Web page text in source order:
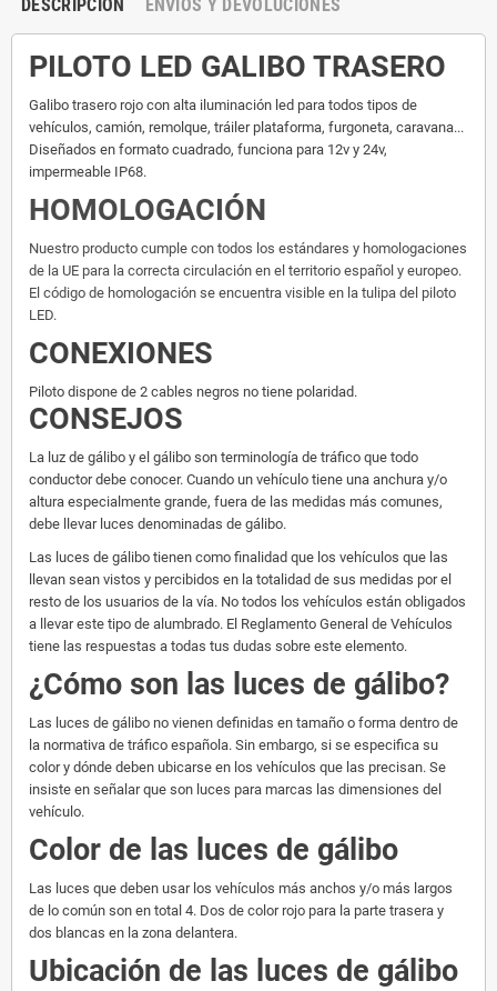
DESCRIPCIÓN ENVÍOS Y DEVOLUCIONES
PILOTO LED GALIBO TRASERO
Galibo trasero rojo con alta iluminación led para todos tipos de
vehículos, camión, remolque, tráiler plataforma, furgoneta, caravana...
Diseñados en formato cuadrado, funciona para 12v y 24v,
impermeable IP68.
HOMOLOGACIÓN
Nuestro producto cumple con todos los estándares y homologaciones
de la UE para la correcta circulación en el territorio español y europeo.
El código de homologación se encuentra visible en la tulipa del piloto
LED.
CONEXIONES
Piloto dispone de 2 cables negros no tiene polaridad.
CONSEJOS
La luz de gálibo y el gálibo son terminología de tráfico que todo
conductor debe conocer. Cuando un vehículo tiene una anchura y/o
altura especialmente grande, fuera de las medidas más comunes,
debe llevar luces denominadas de gálibo.
Las luces de gálibo tienen como finalidad que los vehículos que las
llevan sean vistos y percibidos en la totalidad de sus medidas por el
resto de los usuarios de la vía. No todos los vehículos están obligados
a llevar este tipo de alumbrado. El Reglamento General de Vehículos
tiene las respuestas a todas tus dudas sobre este elemento.
¿Cómo son las luces de gálibo?
Las luces de gálibo no vienen definidas en tamaño o forma dentro de
la normativa de tráfico española. Sin embargo, si se especifica su
color y dónde deben ubicarse en los vehículos que las precisan. Se
insiste en señalar que son luces para marcas las dimensiones del
vehículo.
Color de las luces de gálibo
Las luces que deben usar los vehículos más anchos y/o más largos
de lo común son en total 4. Dos de color rojo para la parte trasera y
dos blancas en la zona delantera.
Ubicación de las luces de gálibo